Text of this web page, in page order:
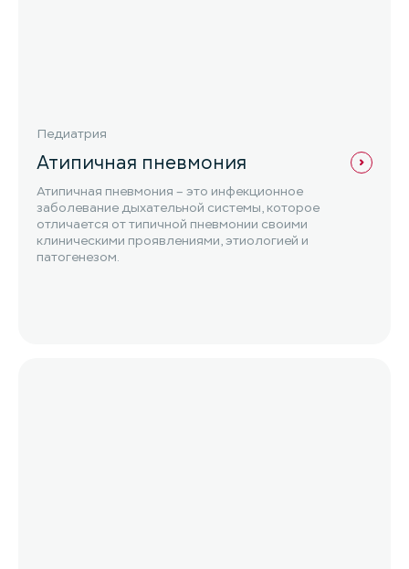
Педиатрия
Атипичная пневмония
Атипичная пневмония – это инфекционное
заболевание дыхательной системы, которое
отличается от типичной пневмонии своими
клиническими проявлениями, этиологией и
патогенезом.